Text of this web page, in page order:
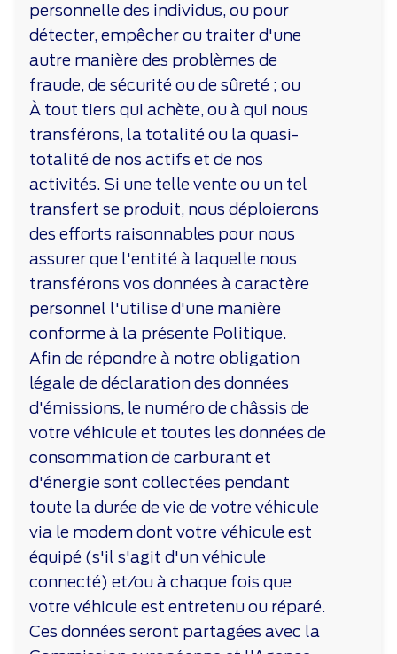
personnelle des individus, ou pour
détecter, empêcher ou traiter d'une
autre manière des problèmes de
fraude, de sécurité ou de sûreté ; ou
À tout tiers qui achète, ou à qui nous
transférons, la totalité ou la quasi-
totalité de nos actifs et de nos
activités. Si une telle vente ou un tel
transfert se produit, nous déploierons
des efforts raisonnables pour nous
assurer que l'entité à laquelle nous
transférons vos données à caractère
personnel l'utilise d'une manière
conforme à la présente Politique.
Afin de répondre à notre obligation
légale de déclaration des données
d'émissions, le numéro de châssis de
votre véhicule et toutes les données de
consommation de carburant et
d'énergie sont collectées pendant
toute la durée de vie de votre véhicule
via le modem dont votre véhicule est
équipé (s'il s'agit d'un véhicule
connecté) et/ou à chaque fois que
votre véhicule est entretenu ou réparé.
Ces données seront partagées avec la